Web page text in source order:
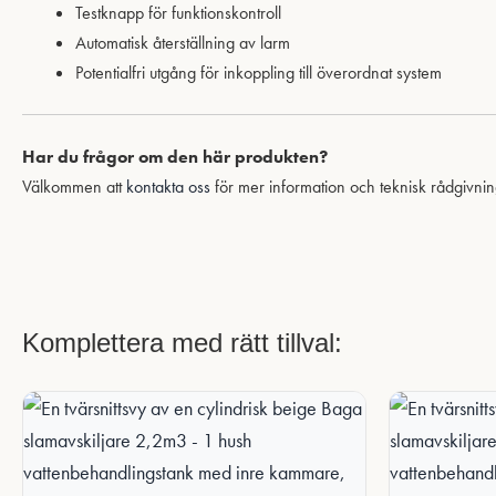
Testknapp för funktionskontroll
Automatisk återställning av larm
Potentialfri utgång för inkoppling till överordnat system
Har du frågor om den här produkten?
Välkommen attkontakta ossför mer information och teknisk
Komplettera med rätt tillval: